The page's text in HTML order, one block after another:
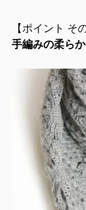
【ポイント そ
手編みの柔ら